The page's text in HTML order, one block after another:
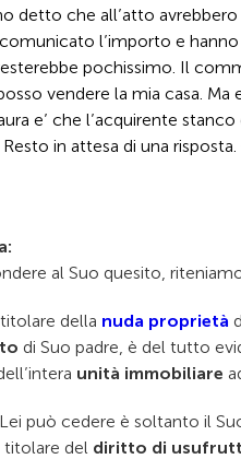
detto che all’atto
l’importo e
pochissimo. Il
vendere la mia casa.
e’ che l’acquirente
in attesa di una risposta.
al Suo quesito,
della nuda proprietà
di Suo padre, è del tutto
unità immobiliare
può cedere è soltanto il
titolare del diritto di usufrutt